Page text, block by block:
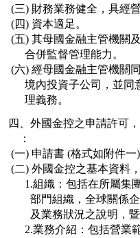
(三) 財務業務健全，具經
(四) 資本適足。
(五) 其母國金融主管機關
      合併監督管理能力。
(六) 經母國金融主管機關
境內投資子公司，並
      理義務。
四、外國金控之申請許可
    ：
(一) 申請書 (格式如附件一
(二) 外國金控之基本資料
1.組織：包括在所屬
部門組織，全球關
及業務狀況之說明
2.業務介紹：包括營